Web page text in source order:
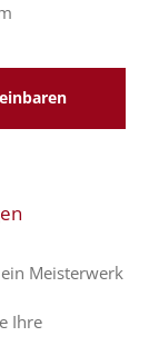
Meisterwerk
Ihre